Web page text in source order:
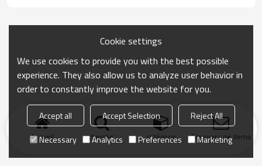
Accueil chercher catégorie Envoyer une
Cookie settings
We use cookies to provide you with the best possible
experience. They also allow us to analyze user behavior in
order to constantly improve the website for you.
Accept all Accept Selection
Reject All
Necessary
Analytics Preferences Marketing